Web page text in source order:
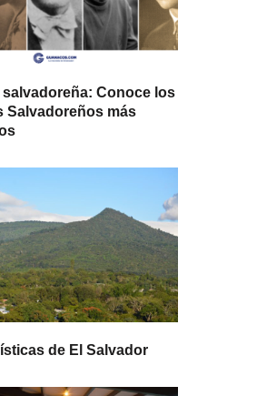
salvadoreña: Conoce los
Salvadoreños más
de El Salvador